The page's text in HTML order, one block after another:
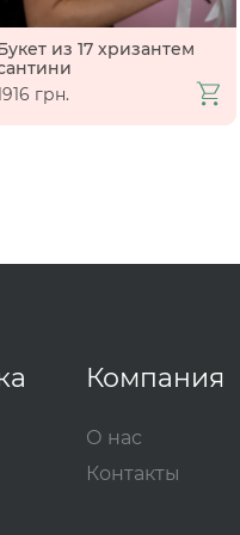
из 17 хризантем
грн.
Компания
О нас
Контакты